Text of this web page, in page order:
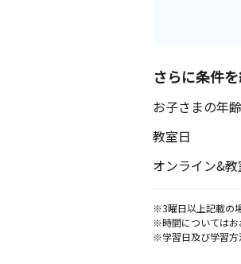
さらに条件
お子さまの年齢
教室日
オンライン&
※3曜日以上記載の
※時間についてはお
※学習日及び学習方